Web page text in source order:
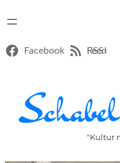
Facebook RSS-Feed
"Kultur